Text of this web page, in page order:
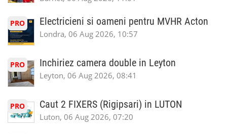
PRO Electricieni si oameni pentru MVHR Acton
Londra, 06 Aug 2026, 10:57
PRO Inchiriez camera double in Leyton
Leyton, 06 Aug 2026, 08:41
PRO Caut 2 FIXERS (Rigipsari) in LUTON
Luton, 06 Aug 2026, 07:20